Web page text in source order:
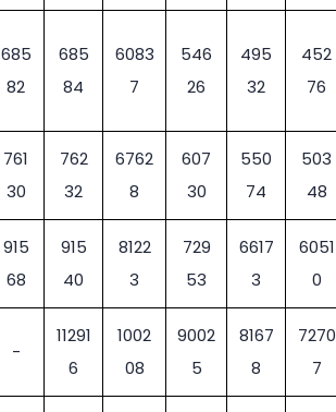
685
82
685
84
6083
7
546
26
495
32
452
76
761
30
762
32
6762
8
607
30
550
74
503
48
915
68
915
40
8122
3
729
53
6617
3
6051
0
-
11291
6
1002
08
9002
5
8167
8
7270
7